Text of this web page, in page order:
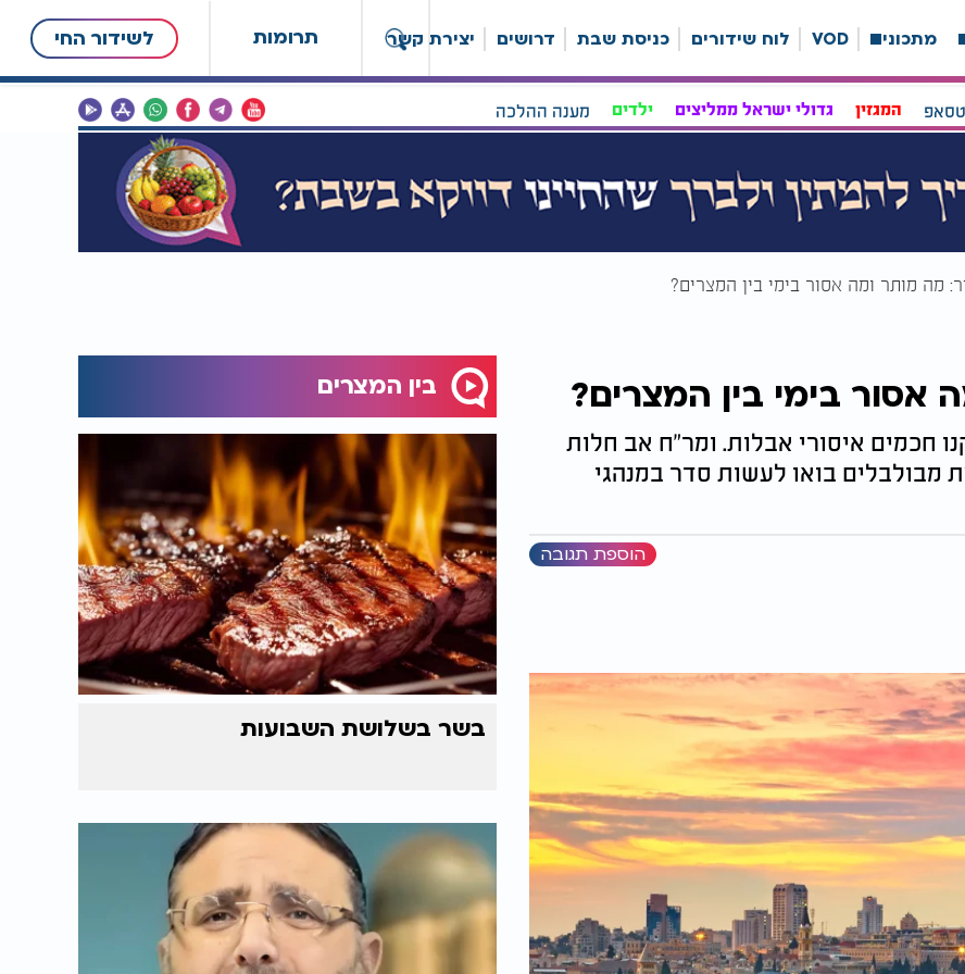
תרומות לשידור החי מתכונים VOD לוח שידורים כניסת שבת דרושים יצירת קשר
המגזין גדולי ישראל ממליצים ילדים מענה ההלכה
מה מותר ומה אסור בימי בין המצרים?
בימי בין המצרים?
חכמים איסורי אבלות. ומר"ח אב חלות
בואו לעשות סדר במנהגי
הוספת תגובה
בין המצרים
בשר בשלושת השבועות